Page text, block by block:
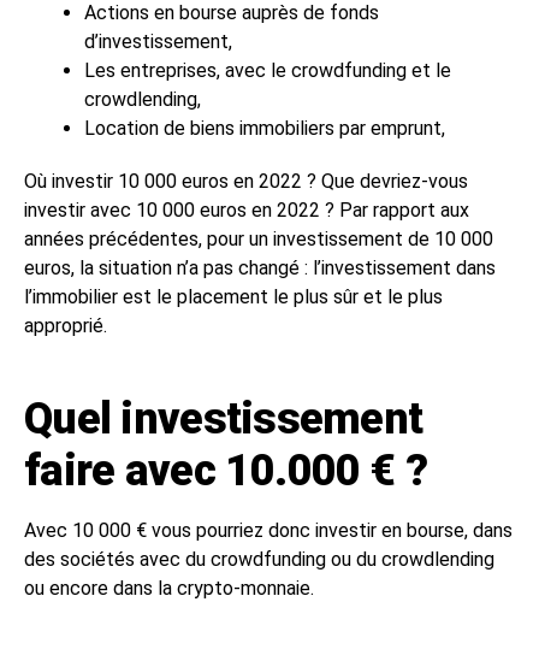
Actions en bourse auprès de fonds
d’investissement,
Les entreprises, avec le crowdfunding et le
crowdlending,
Location de biens immobiliers par emprunt,
Où investir 10 000 euros en 2022 ? Que devriez-vous
investir avec 10 000 euros en 2022 ? Par rapport aux
années précédentes, pour un investissement de 10 000
euros, la situation n’a pas changé : l’investissement dans
l’immobilier est le placement le plus sûr et le plus
approprié.
Quel investissement
faire avec 10.000 € ?
Avec 10 000 € vous pourriez donc investir en bourse, dans
des sociétés avec du crowdfunding ou du crowdlending
ou encore dans la crypto-monnaie.